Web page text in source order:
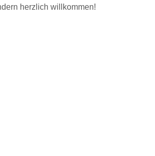
herzlich willkommen!